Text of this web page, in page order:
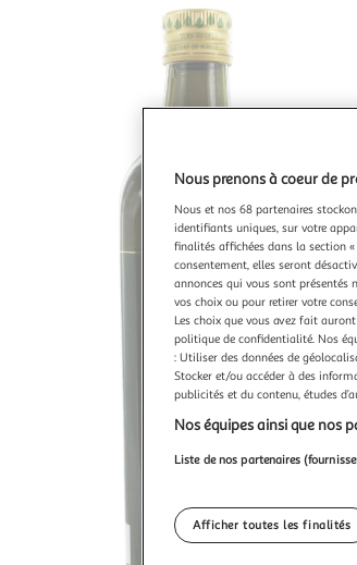
Nous prenons à coeur de
Nous et nos 68 partenaires
identifiants uniques, sur votre
finalités affichées dans la section
consentement, elles seront
annonces qui vous sont présentés
vos choix ou pour retirer votre
Les choix que vous avez fait
politique de confidentialité. Nos
: Utiliser des données de
Stocker et/ou accéder à des
publicités et du contenu, études
Nos équipes ainsi que nos
Liste de nos partenaires
Afficher toutes les finalités